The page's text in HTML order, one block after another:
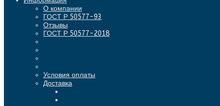
О компании
ГОСТ Р 50577-93
Отзывы
ГОСТ Р 50577-2018
Условия оплаты
Доставка